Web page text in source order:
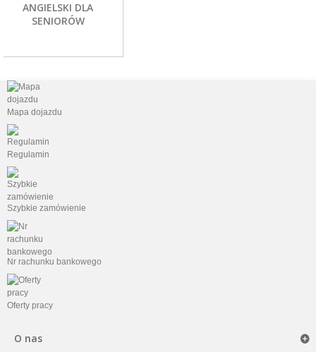
ANGIELSKI DLA
SENIORÓW
Mapa dojazdu
Regulamin
Szybkie zamówienie
Nr rachunku bankowego
Oferty pracy
O nas